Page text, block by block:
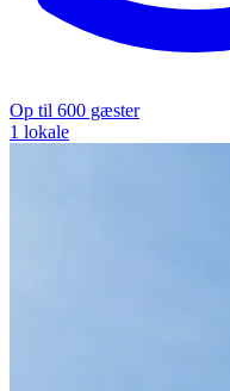
Op til 600 gæster
1 lokale